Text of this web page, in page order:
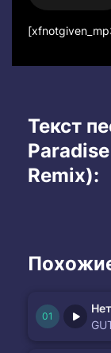
Текст
Remix):